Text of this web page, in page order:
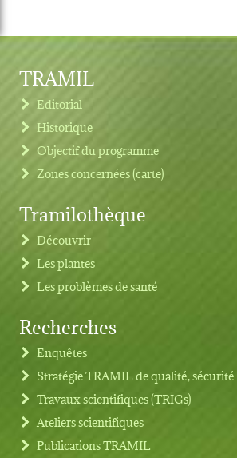
Footer menu
TRAMIL
Editorial
Historique
Objectif du programme
Zones concernées (carte)
Tramilothèque
Découvrir
Les plantes
Les problèmes de santé
Recherches
Enquêtes
Stratégie TRAMIL de qualité,
Travaux scientifiques (TRIGs)
Ateliers scientifiques
Publications TRAMIL